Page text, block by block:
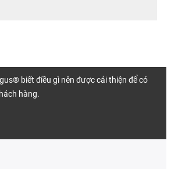
biết điều gì nên được cải thiện để có
hàng.